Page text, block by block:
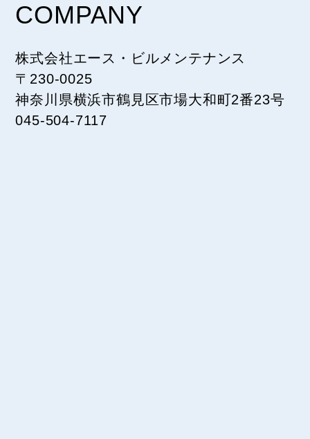
COMPANY
株式会社エース・ビルメンテナンス
〒230-0025
神奈川県横浜市鶴見区市場大和町2番23号
045-504-7117